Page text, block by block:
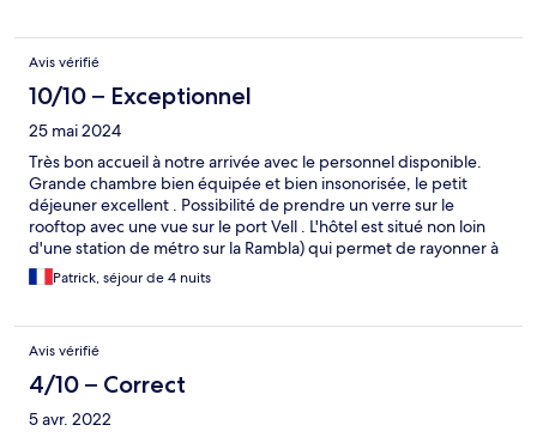
Avis vérifié
10/10 – Exceptionnel
25 mai 2024
Très bon accueil à notre arrivée avec le personnel disponible.
Grande chambre bien équipée et bien insonorisée, le petit
déjeuner excellent . Possibilité de prendre un verre sur le
rooftop avec une vue sur le port Vell . L'hôtel est situé non loin
d'une station de métro sur la Rambla) qui permet de rayonner à
travers de la ville de Barcelone.
Patrick, séjour de 4 nuits
Avis vérifié
4/10 – Correct
5 avr. 2022